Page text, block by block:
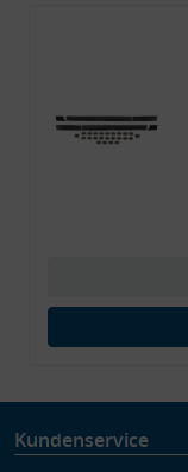
Kundenservice